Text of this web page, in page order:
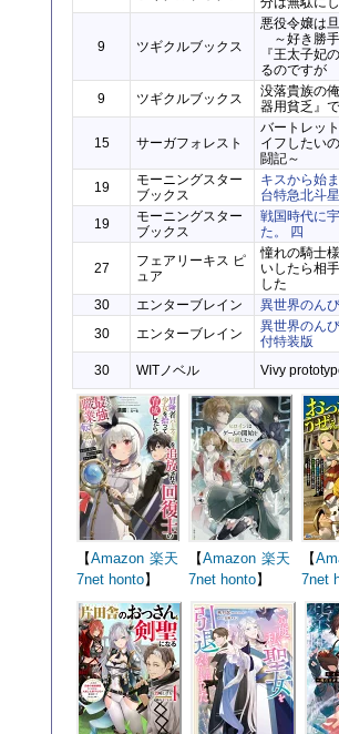
9 ツギクルブックス
悪役令嬢は
～好き勝
『王太子妃
るのですが
9
ツギクルブックス
没落貴族の
器用貧乏』
15 サーガフォレスト
バートレッ
イフしたい
闘記～
19
モーニングスター
ブックス
キスから始
台特急北斗
19
モーニングスター
ブックス
戦国時代に
た。 四
27
フェアリーキス ピ
ュア
憧れの騎士
いしたら相
した
30
エンターブレイン
異世界のん
30
エンターブレイン
異世界のん
付特装版
30
WITノベル Vivy
【Amazon 楽天
7net honto】
【Amazon 楽天
7net honto】
【
7net